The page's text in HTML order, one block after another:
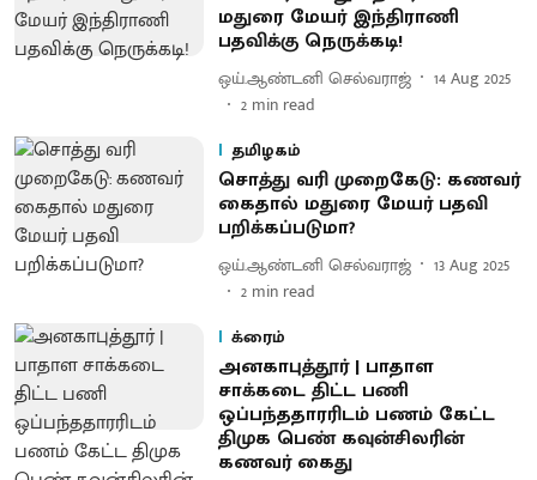
மதுரை மேயர் இந்திராணி
பதவிக்கு நெருக்கடி!
ஒய்.ஆண்டனி செல்வராஜ்
14 Aug 2025
2 min read
தமிழகம்
சொத்து வரி முறைகேடு: கணவர்
கைதால் மதுரை மேயர் பதவி
பறிக்கப்படுமா?
ஒய்.ஆண்டனி செல்வராஜ்
13 Aug 2025
2 min read
க்ரைம்
அனகாபுத்தூர் | பாதாள
சாக்கடை திட்ட பணி
ஒப்பந்ததாரரிடம் பணம் கேட்ட
திமுக பெண் கவுன்சிலரின்
கணவர் கைது